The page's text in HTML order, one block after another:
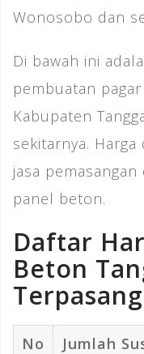
Wonosobo dan
Di bawah ini
pembuatan
Kabupaten
sekitarnya.
jasa
panel beton.
Daftar
Beton
No Jumlah